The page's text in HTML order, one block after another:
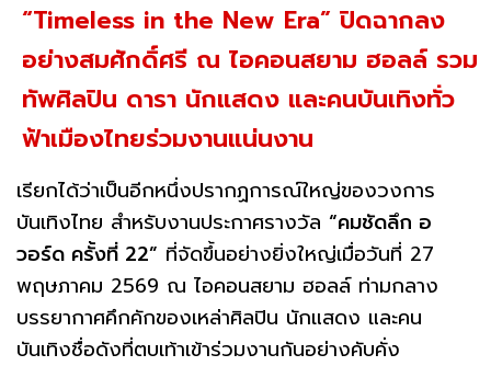
“Timeless in the New Era” ปิดฉากลง
อย่างสมศักดิ์ศรี ณ ไอคอนสยาม ฮอลล์ รวม
ทัพศิลปิน ดารา นักแสดง และคนบันเทิงทั่ว
ฟ้าเมืองไทยร่วมงานแน่นงาน
เรียกได้ว่าเป็นอีกหนึ่งปรากฏการณ์ใหญ่ของวงการ
บันเทิงไทย สำหรับงานประกาศรางวัล “คมชัดลึก อ
วอร์ด ครั้งที่ 22” ที่จัดขึ้นอย่างยิ่งใหญ่เมื่อวันที่ 27
พฤษภาคม 2569 ณ ไอคอนสยาม ฮอลล์ ท่ามกลาง
บรรยากาศคึกคักของเหล่าศิลปิน นักแสดง และคน
บันเทิงชื่อดังที่ตบเท้าเข้าร่วมงานกันอย่างคับคั่ง